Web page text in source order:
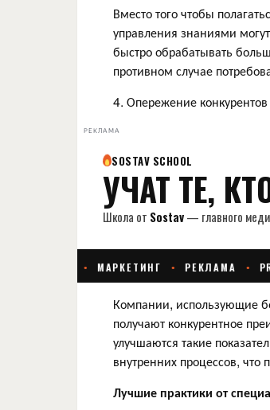
Вместо того чтобы
управления знаниями
быстро обрабатывать
противном случае
4. Опережение конкурентов
РЕКЛАМА
Компании, использующие
получают конкурентное
улучшаются такие
внутренних процессов,
Лучшие практики от